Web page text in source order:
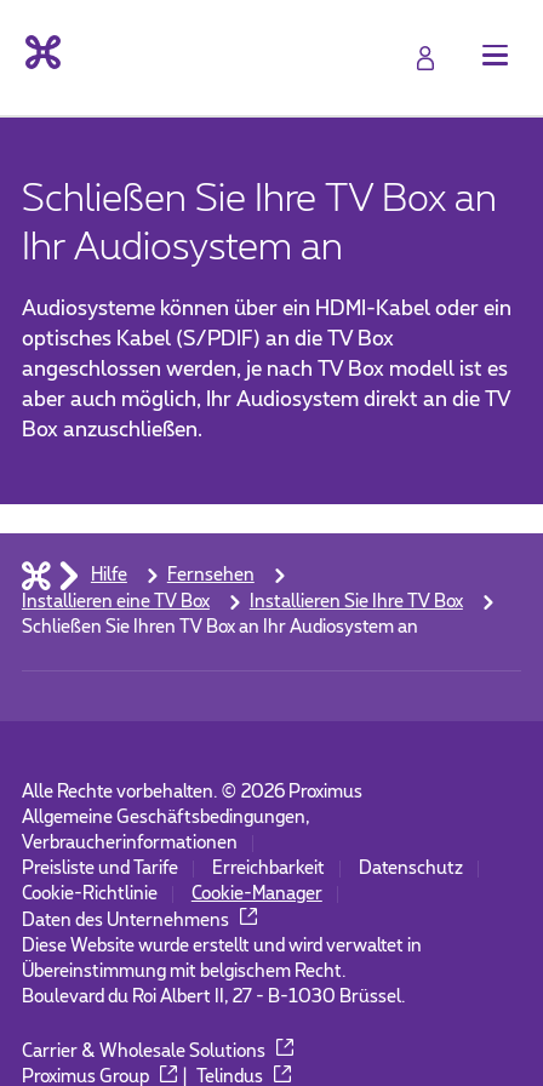
Schließen Sie Ihre TV Box an
Ihr Audiosystem an
Audiosysteme können über ein HDMI-Kabel oder ein
optisches Kabel (S/PDIF) an die TV Box
angeschlossen werden, je nach TV Box modell ist es
aber auch möglich, Ihr Audiosystem direkt an die TV
Box anzuschließen.
Hilfe
Fernsehen
Installieren eine TV Box
Installieren Sie Ihre TV Box
Schließen Sie Ihren TV Box an Ihr Audiosystem an
Alle Rechte vorbehalten. © 2026Proximus
Allgemeine Geschäftsbedingungen,
Verbraucherinformationen
Preisliste und Tarife
Erreichbarkeit
Datenschutz
Cookie-Richtlinie
Cookie-Manager
Daten des Unternehmens
Diese Website wurde erstellt und wird verwaltet in
Übereinstimmung mit belgischem Recht.
Boulevard du Roi Albert II, 27 - B-1030 Brüssel.
Carrier & Wholesale Solutions
Proximus Group
Telindus